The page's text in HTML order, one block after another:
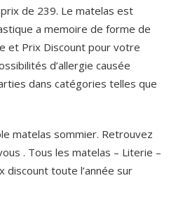
de 239. Le matelas est
a memoire de forme de
et Prix Discount pour votre
d’allergie causée
dans catégories telles que
matelas sommier. Retrouvez
. Tous les matelas – Literie –
discount toute l’année sur